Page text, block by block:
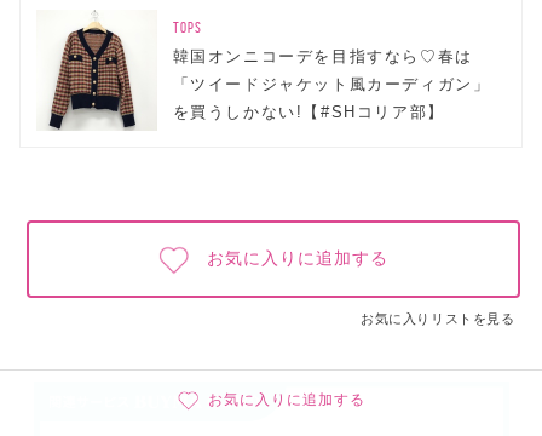
TOPS
韓国オンニコーデを目指すなら♡春は
「ツイードジャケット風カーディガン」
を買うしかない!【#SHコリア部】
お気に入りに追加する
お気に入りリストを見る
お気に入りに追加する